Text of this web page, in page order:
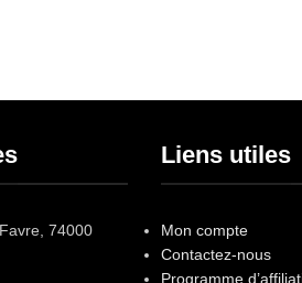
74000
Liens utiles
Mon compte
Contactez-nous
Programme